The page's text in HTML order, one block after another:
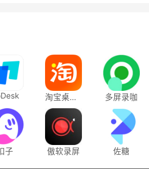
速
程上传速度、下载速度，网
，这次我们优化了以下功能:
双模型加持，元宝随时为你
护功能，防止恶意程序偷偷
等窃取隐私
测图片是否由AI生成，识别
淘宝桌面版 多屏录咖
子 傲软录屏 佐糖